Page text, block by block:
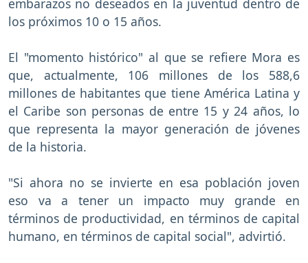
embarazos no deseados en la juventud dentro de
los próximos 10 o 15 años.
El "momento histórico" al que se refiere Mora es
que, actualmente, 106 millones de los 588,6
millones de habitantes que tiene América Latina y
el Caribe son personas de entre 15 y 24 años, lo
que representa la mayor generación de jóvenes
de la historia.
"Si ahora no se invierte en esa población joven
eso va a tener un impacto muy grande en
términos de productividad, en términos de capital
humano, en términos de capital social", advirtió.